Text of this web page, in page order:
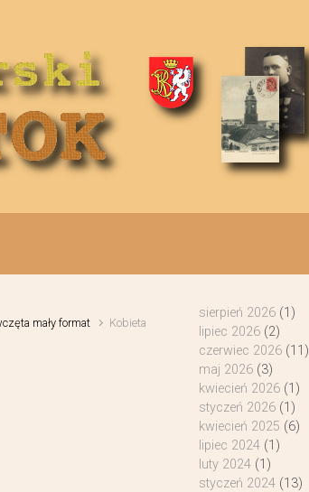
mały format Kobieta
sierpień 2026(1)
lipiec 2026(2)
czerwiec 2026(11)
maj 2026(3)
kwiecień 2026(1)
styczeń 2026(1)
kwiecień 2025 (6)
lipiec 2024(1)
luty 2024(1)
styczeń 2024(13)